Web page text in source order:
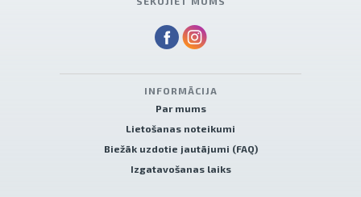
INFORMĀCIJA
Par mums
Lietošanas noteikumi
Biežāk uzdotie jautājumi (FAQ)
Izgatavošanas laiks